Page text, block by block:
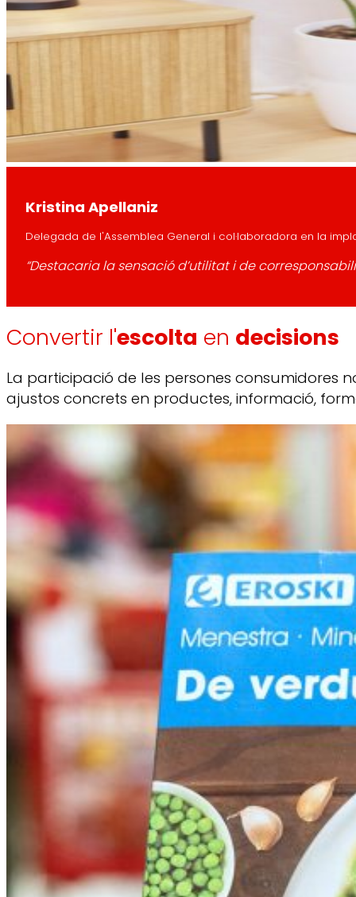
Kristina Apellaniz
Delegada de l'Assemblea General i col·laboradora en la
“Destacaria la sensació d’utilitat i de
Convertir l'escolta en decisions
La participació de les persones consumidores
ajustos concrets en productes, informació,